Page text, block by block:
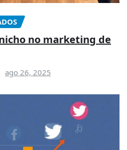
no marketing de
ago 26, 2025